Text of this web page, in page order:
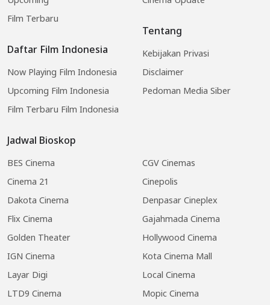
Film Terbaru
Daftar Film Indonesia
Now Playing Film Indonesia
Upcoming Film Indonesia
Film Terbaru Film Indonesia
Jadwal Bioskop
BES Cinema
CGV Cinemas
Cinema 21
Cinepolis
Dakota Cinema
Denpasar Cineplex
Flix Cinema
Gajahmada Cinema
Golden Theater
Hollywood Cinema
IGN Cinema
Kota Cinema Mall
Layar Digi
Local Cinema
LTD9 Cinema
Mopic Cinema
Tentang
Kebijakan Privasi
Disclaimer
Pedoman Media Siber